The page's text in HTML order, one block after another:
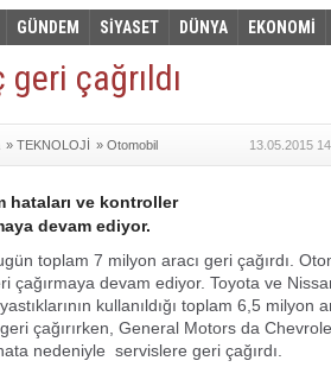
GÜNDEM SİYASET DÜNYA EKONOMİ
çağrıldı
» TEKNOLOJİ » Otomobil 13.05.2015
hataları ve kontroller
devam ediyor.
toplam 7 milyon aracı geri çağırdı.
çağırmaya devam ediyor. Toyota ve
kullanıldığı toplam 6,5 milyon
çağırırken, General Motors da
nedeniyle servislere geri çağırdı.